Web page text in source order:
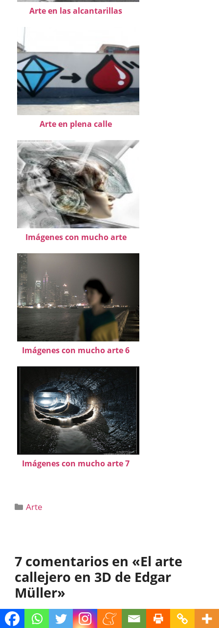
Arte en las alcantarillas
Arte en plena calle
Imágenes con mucho arte
Imágenes con mucho arte 6
Imágenes con mucho arte 7
Categorías
Arte
7 comentarios en «El arte
callejero en 3D de Edgar
Müller»